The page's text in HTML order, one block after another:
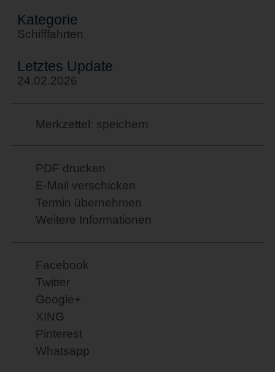
Kategorie
Schifffahrten
Letztes Update
24.02.2026
Merkzettel: speichern
PDF drucken
E-Mail verschicken
Termin übernehmen
Weitere Informationen
Facebook
Twitter
Google+
XING
Pinterest
Whatsapp